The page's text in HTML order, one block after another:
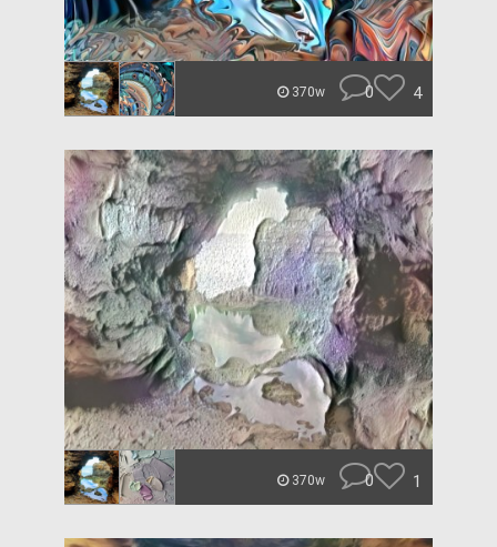
370w 0 4
370w 0 1